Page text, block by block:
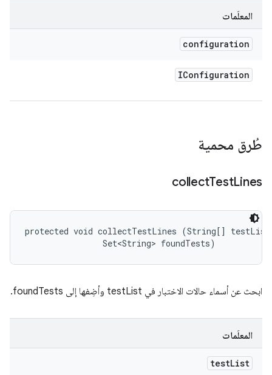
المعلَمات
configuration
IConfiguration
طُرق محمية
collectTestLines
protected void collectTestLines (String[]
                Set<String> foundTests)
ابحث عن أسماء حالات الاختبار في testList وأضِفها إلى foundTests.
المعلَمات
testList